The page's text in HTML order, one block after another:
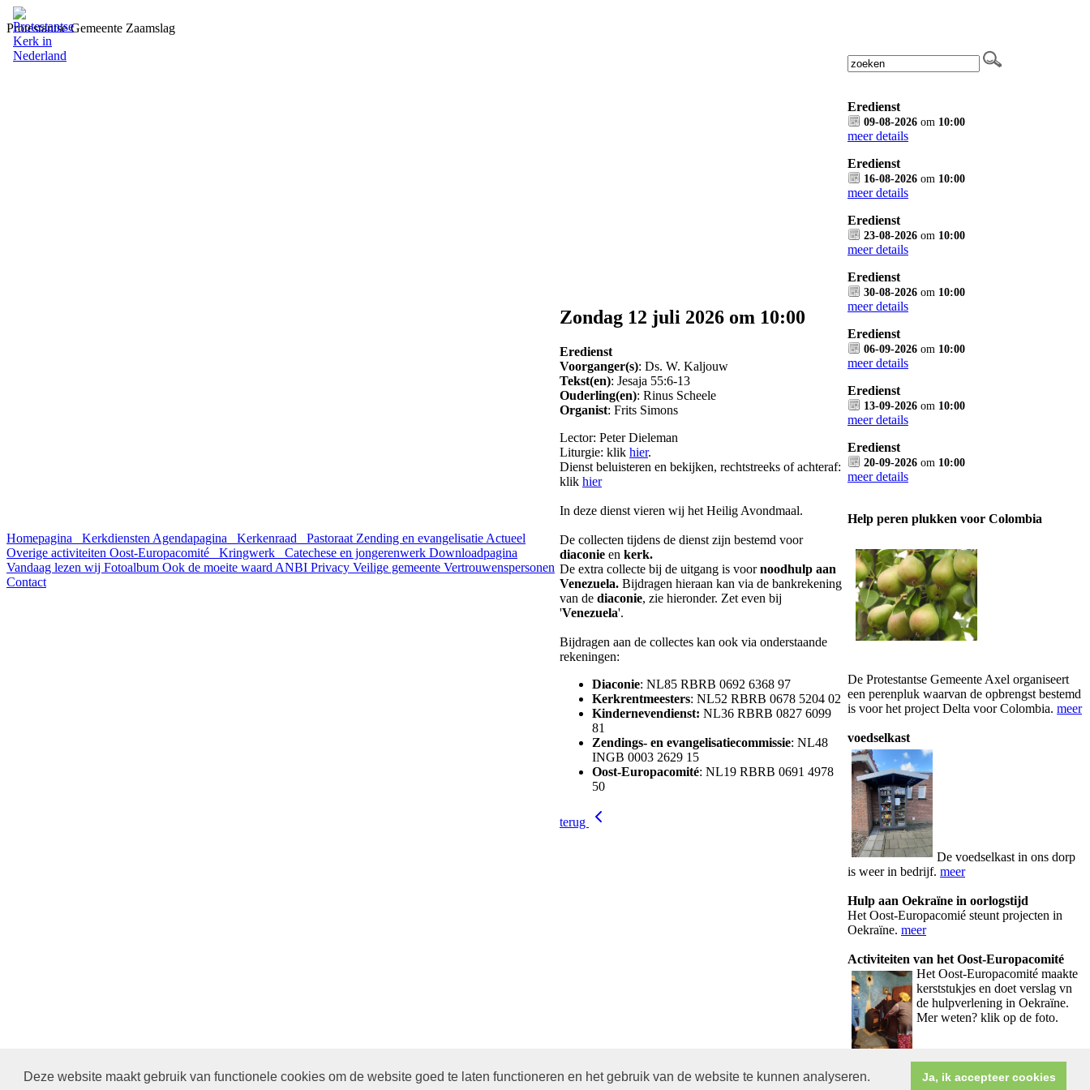
Deze website maakt gebruik van functionele cookies om de website goed te laten functioneren en het gebruik van de website te kunnen analyseren. Ja, ik accepteer cookies
Protestantse Gemeente Zaamslag
Homepagina Kerkdiensten Agendapagina Kerkenraad Pastoraat Zending en evangelisatie Actueel
Overige activiteiten Oost-Europacomité Kringwerk Catechese en jongerenwerk Downloadpagina
Vandaag lezen wij Fotoalbum Ook de moeite waard ANBI Privacy Veilige gemeente Vertrouwenspersonen
Contact
Zondag 12 juli 2026 om 10:00
Eredienst
Voorganger(s): Ds. W. Kaljouw
Tekst(en): Jesaja 55:6-13
Ouderling(en): Rinus Scheele
Organist: Frits Simons
Lector: Peter Dieleman
Liturgie: klik hier.
Dienst beluisteren en bekijken, rechtstreeks of achteraf:
klik hier
In deze dienst vieren wij het Heilig Avondmaal.
De collecten tijdens de dienst zijn bestemd voor
diaconie en kerk.
De extra collecte bij de uitgang is voornoodhulp aan
Venezuela. Bijdragen hieraan kan via de bankrekening
van de diaconie, zie hieronder. Zet even bij
'Venezuela'.
Bijdragen aan de collectes kan ook via onderstaande
rekeningen:
Diaconie: NL85 RBRB 0692 6368 97
Kerkrentmeesters: NL52 RBRB 0678 5204 02
Kindernevendienst: NL36 RBRB 0827 6099
81
Zendings- en evangelisatiecommissie: NL48
INGB 0003 2629 15
Oost-Europacomité: NL19 RBRB 0691 4978
50
terug
Eredienst
09-08-2026 om 10:00
meer details
Eredienst
16-08-2026 om 10:00
meer details
Eredienst
23-08-2026 om 10:00
meer details
Eredienst
30-08-2026 om 10:00
meer details
Eredienst
06-09-2026 om 10:00
meer details
Eredienst
13-09-2026 om 10:00
meer details
Eredienst
20-09-2026 om 10:00
meer details
Help peren plukken voor Colombia
De Protestantse Gemeente Axel organiseert
een perenpluk waarvan de opbrengst bestemd
is voor het project Delta voor Colombia. meer
voedselkast
De voedselkast in ons dorp
is weer in bedrijf. meer
Hulp aan Oekraïne in oorlogstijd
Het Oost-Europacomié steunt projecten in
Oekraïne. meer
Activiteiten van het Oost-Europacomité
Het Oost-Europacomité maakte
kerststukjes en doet verslag vn
de hulpverlening in Oekraïne.
Mer weten? klik op de foto.